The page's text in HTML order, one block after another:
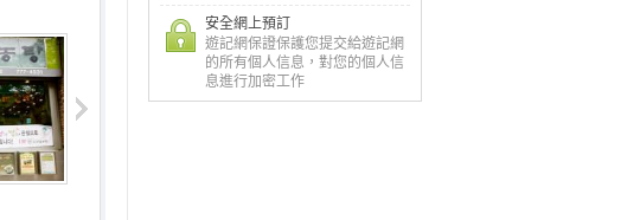
安全網上預訂
遊記網保證保護您提交給遊記網
的所有個人信息，對您的個人信
息進行加密工作